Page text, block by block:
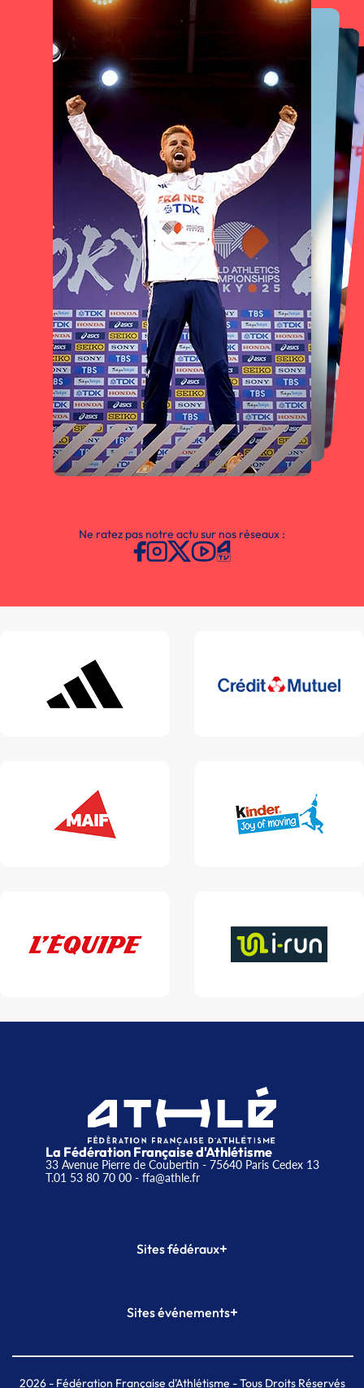
Ne ratez pas notre actu sur nos réseaux :
La Fédération Française d'Athlétisme
33 Avenue Pierre de Coubertin - 75640 Paris Cedex 13
T.01 53 80 70 00- ffa@athle.fr
Sites fédéraux+
Plateforme Formation
Sites événements+
Meeting de Paris indoor
MAIF Ekiden de Paris
2026- Fédération Française d'Athlétisme - Tous Droits Réservés